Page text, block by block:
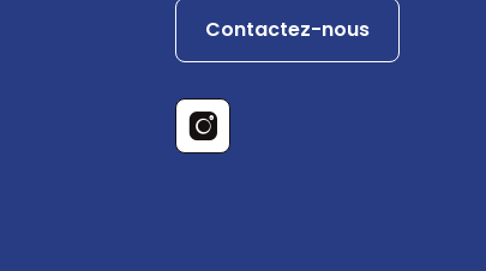
Contactez-nous
Instagram